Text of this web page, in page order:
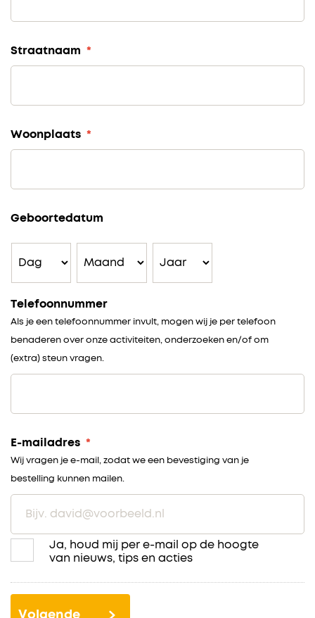
Straatnaam *
Woonplaats *
Geboortedatum
Telefoonnummer
Als je een telefoonnummer invult, mogen wij je per telefoon
benaderen over onze activiteiten, onderzoeken en/of om
(extra) steun vragen.
E-mailadres *
Wij vragen je e-mail, zodat we een bevestiging van je
bestelling kunnen mailen.
Emailvoorkeur
Ja, houd mij per e-mail op de hoogte
van nieuws, tips en acties